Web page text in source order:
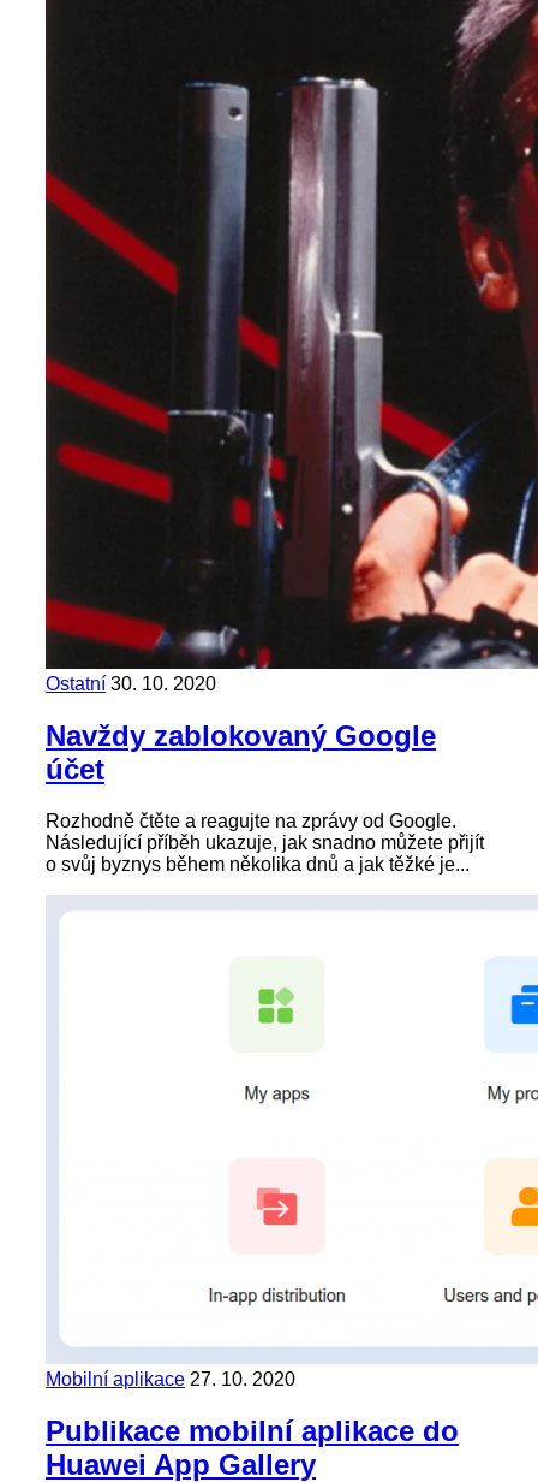
Ostatní 30. 10. 2020
Navždy zablokovaný Google
účet
Rozhodně čtěte a reagujte na zprávy od Google.
Následující příběh ukazuje, jak snadno můžete přijít
o svůj byznys během několika dnů a jak těžké je...
Mobilní aplikace 27. 10. 2020
Publikace mobilní aplikace do
Huawei App Gallery